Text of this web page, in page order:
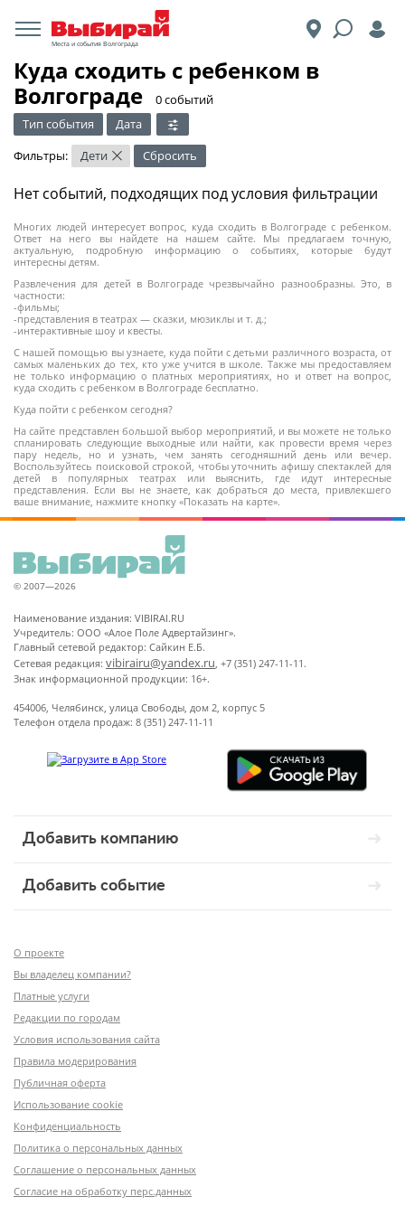
Места и события Волгограда
Куда сходить с ребенком в
Волгограде
​0 событий
Тип события
Дата
Фильтры:
Дети × Сбросить
Многих людей интересует вопрос, куда сходить в Волгограде с ребенком.
Ответ на него вы найдете на нашем сайте. Мы предлагаем точную,
актуальную, подробную информацию о событиях, которые будут
интересны детям.
Развлечения для детей в Волгограде чрезвычайно разнообразны. Это, в
частности:
-фильмы;
-представления в театрах — сказки, мюзиклы и т. д.;
-интерактивные шоу и квесты.
С нашей помощью вы узнаете, куда пойти с детьми различного возраста, от
самых маленьких до тех, кто уже учится в школе. Также мы предоставляем
не только информацию о платных мероприятиях, но и ответ на вопрос,
куда сходить с ребенком в Волгограде бесплатно.
Куда пойти с ребенком сегодня?
На сайте представлен большой выбор мероприятий, и вы можете не только
спланировать следующие выходные или найти, как провести время через
пару недель, но и узнать, чем занять сегодняшний день или вечер.
Воспользуйтесь поисковой строкой, чтобы уточнить афишу спектаклей для
детей в популярных театрах или выяснить, где идут интересные
представления. Если вы не знаете, как добраться до места, привлекшего
ваше внимание, нажмите кнопку «Показать на карте».
Нет событий, подходящих под условия фильтрации
© 2007—2026
Наименование издания: VIBIRAI.RU
Учредитель: ООО «Алое Поле Адвертайзинг».
Главный сетевой редактор: Сайкин Е.Б.
Сетевая редакция: vibirairu@yandex.ru, +7 (351) 247-11-11.
Знак информационной продукции: 16+.
454006, Челябинск, улица Свободы, дом 2, корпус 5
Телефон отдела продаж: 8 (351) 247-11-11
Добавить компанию
Добавить событие
О проекте
Вы владелец компании?
Платные услуги
Редакции по городам
Условия использования сайта
Правила модерирования
Публичная оферта
Использование cookie
Конфиденциальность
Политика о персональных данных
Соглашение о персональных данных
Согласие на обработку перс.данных